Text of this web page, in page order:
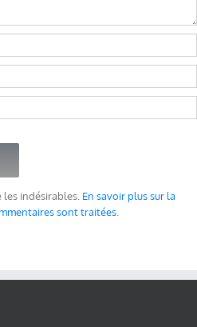
indésirables. En savoir plus sur la
sont traitées